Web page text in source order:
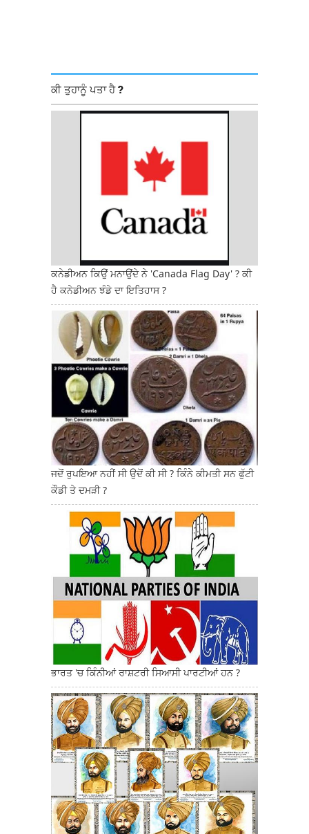
ਕੀ ਤੁਹਾਨੂੰ ਪਤਾ ਹੈ ?
ਕਨੇਡੀਅਨ ਕਿਉਂ ਮਨਾਉਂਦੇ ਨੇ 'Canada Flag Day' ? ਕੀ
ਹੈ ਕਨੇਡੀਅਨ ਝੰਡੇ ਦਾ ਇਤਿਹਾਸ ?
ਜਦੋਂ ਰੁਪਇਆ ਨਹੀਂ ਸੀ ਉਦੋਂ ਕੀ ਸੀ ? ਕਿੰਨੇ ਕੀਮਤੀ ਸਨ ਫੁੱਟੀ
ਕੌਡੀ ਤੇ ਦਮੜੀ ?
ਭਾਰਤ 'ਚ ਕਿੰਨੀਆਂ ਰਾਸ਼ਟਰੀ ਸਿਆਸੀ ਪਾਰਟੀਆਂ ਹਨ ?